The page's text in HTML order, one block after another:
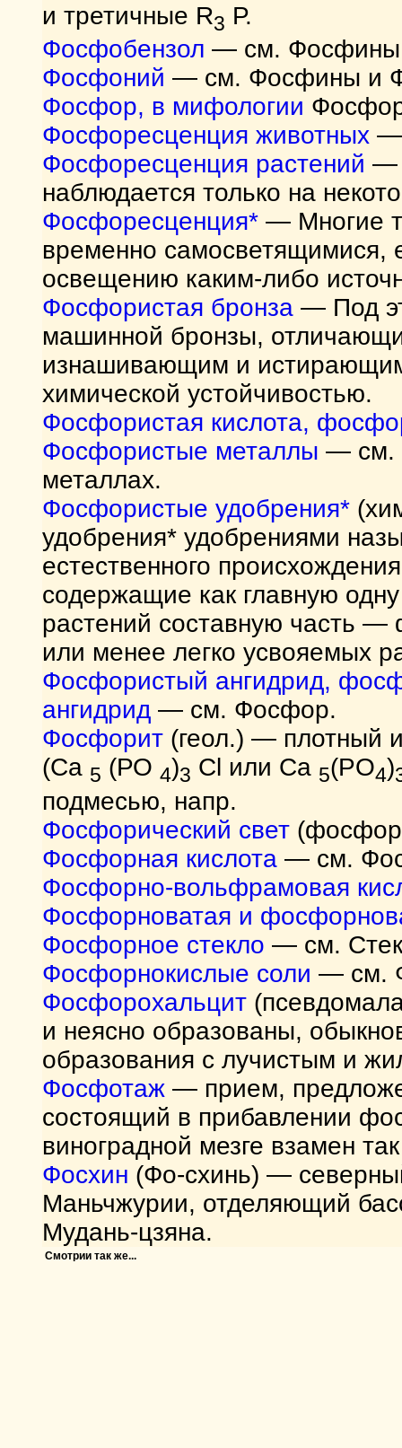
и третичные R3 Р.
Фосфобензол — см.
Фосфоний — см. Фосфины и
Фосфор, в мифологии
Фосфоресценция животных —
Фосфоресценция растений —
наблюдается только на
Фосфоресценция* — Многие
временно самосветящимися,
освещению каким-либо
Фосфористая бронза — Под
машинной бронзы,
изнашивающим и
химической устойчивостью.
Фосфористая кислота,
Фосфористые металлы — см.
металлах.
Фосфористые удобрения*
удобрения* удобрениями
естественного
содержащие как главную
растений составную часть
или менее легко усвояемых
Фосфористый ангидрид,
ангидрид — см. Фосфор.
Фосфорит (геол.) — плотный
(Са 5 (РО 4)3 Cl или Ca 5(PO4)
подмесью, напр.
Фосфорический свет
Фосфорная кислота — см.
Фосфорно-вольфрамовая
Фосфорноватая и
Фосфорное стекло — см.
Фосфорнокислые соли — см.
Фосфорохальцит
и неясно образованы,
образования с лучистым и
Фосфотаж — прием,
состоящий в прибавлении
виноградной мезге взамен
Фосхин (Фо-схинь) —
Маньчжурии, отделяющий
Мудань-цзяна.
Смотрии так же...